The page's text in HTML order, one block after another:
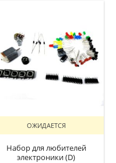
ОЖИДАЕТСЯ
Набор для любителей
электроники (D)